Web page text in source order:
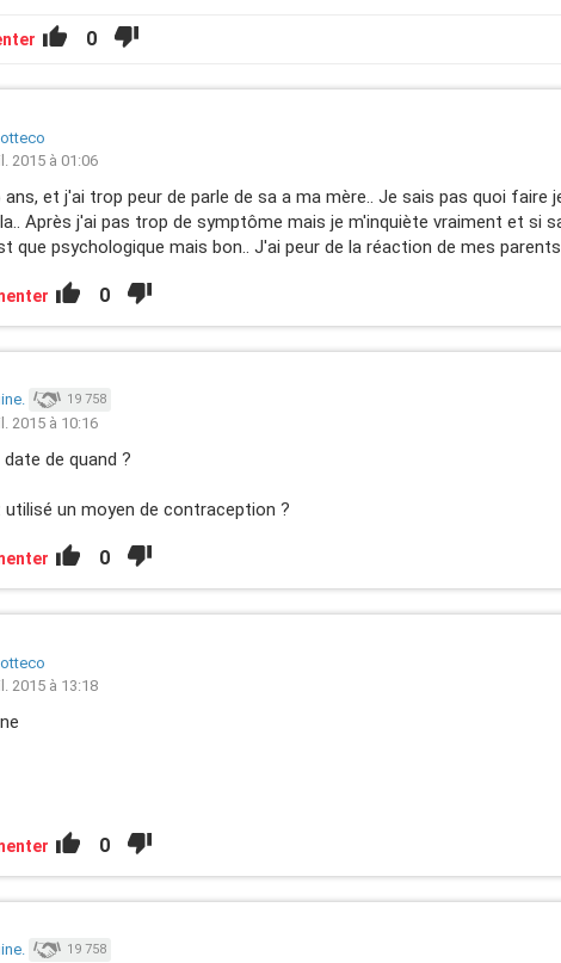
0
2015 à 01:06
ans, et j'ai trop peur de parle de sa a ma mère.. Je sais pas quoi faire
Après j'ai pas trop de symptôme mais je m'inquiète vraiment et si
que psychologique mais bon.. J'ai peur de la réaction de mes parents.
0
19 758
2015 à 10:16
de quand ?
utilisé un moyen de contraception ?
0
2015 à 13:18
0
19 758